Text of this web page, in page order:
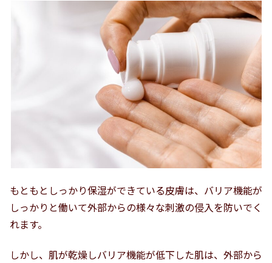
もともとしっかり保湿ができている皮膚は、バリア機能が
しっかりと働いて外部からの様々な刺激の侵入を防いでく
れます。
しかし、肌が乾燥しバリア機能が低下した肌は、外部から